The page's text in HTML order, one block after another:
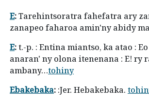
E:Tarehintsoratra fahefatra ary
zanapeo faharoa amin'ny abidy
E:t.-p. : Entina miantso, ka atao :
anaran' ny olona itenenana : E! ry
ambany…tohiny
Ebakebaka: :Jer. Hebakebaka.